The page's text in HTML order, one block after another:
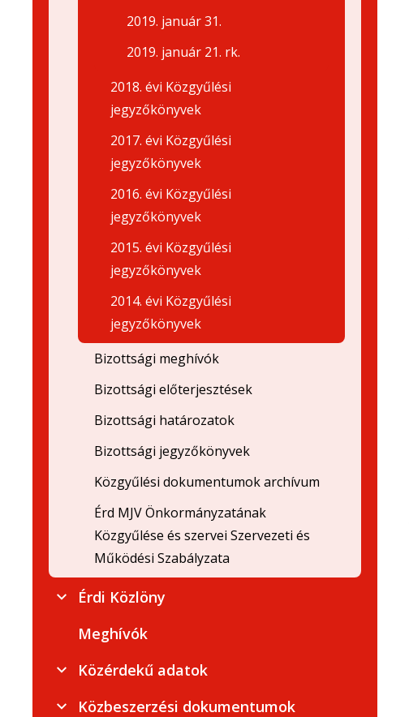
2019. január 31.
2019. január 21. rk.
2018. évi Közgyűlési
jegyzőkönyvek
2017. évi Közgyűlési
jegyzőkönyvek
2016. évi Közgyűlési
jegyzőkönyvek
2015. évi Közgyűlési
jegyzőkönyvek
2014. évi Közgyűlési
jegyzőkönyvek
Bizottsági meghívók
Bizottsági előterjesztések
Bizottsági határozatok
Bizottsági jegyzőkönyvek
Közgyűlési dokumentumok archívum
Érd MJV Önkormányzatának
Közgyűlése és szervei Szervezeti és
Működési Szabályzata
Érdi Közlöny
Meghívók
Közérdekű adatok
Közbeszerzési dokumentumok